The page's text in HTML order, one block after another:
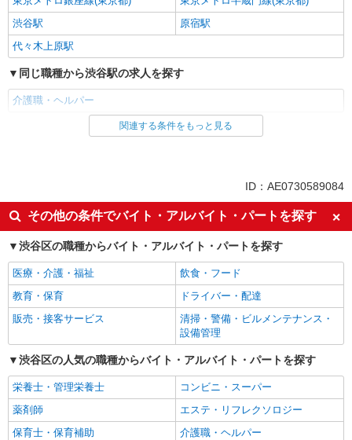
渋谷駅
原宿駅
代々木上原駅
同じ職種から渋谷駅の求人を探す
介護職・ヘルパー
同じ雇用形態から渋谷駅の求人を探す
入社日応相談
未経験歓迎
経験者・有資格者歓迎
新卒・第二新卒歓迎
女性活躍中
主婦・主夫歓迎
フリーター歓迎
学歴不問
ブランクOK
ミドル（40代～）活躍中
エルダー（50代～）活躍中
シニア（60代～）活躍中
高収入・高額
ボーナス・賞与あり
昇給あり
完全週休2日制
フルタイム歓迎
禁煙・分煙
駅直結・駅チカ
車通勤OK
バイク通勤OK
自転車通勤OK
関連する条件をもっと見る
ID：AE0730589084
その他の条件でバイト・アルバイト・パートを探す
渋谷区の職種からバイト・アルバイト・パートを探す
医療・介護・福祉
飲食・フード
教育・保育
ドライバー・配達
販売・接客サービス
清掃・警備・ビルメンテナンス・
設備管理
渋谷区の人気の職種からバイト・アルバイト・パートを探す
栄養士・管理栄養士
コンビニ・スーパー
薬剤師
エステ・リフレクソロジー
保育士・保育補助
介護職・ヘルパー